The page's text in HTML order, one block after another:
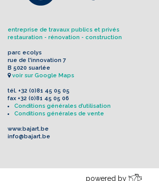
entreprise de travaux publics et privés
restauration - rénovation - construction
parc ecolys
rue de l'innovation 7
B 5020 suarlée
voir sur Google Maps
tél. +32 (0)81 45 05 05
fax +32 (0)81 45 05 06
Conditions générales d’utilisation
Conditions générales de vente
www.bajart.be
info@bajart.be
powered by